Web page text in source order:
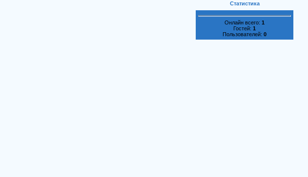
Статистика
Онлайн всего: 1
Гостей: 1
Пользователей: 0